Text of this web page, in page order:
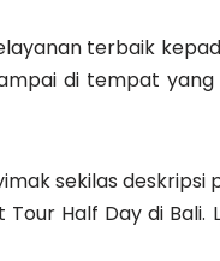
terbaik
di tempat
sekilas
Half Day di